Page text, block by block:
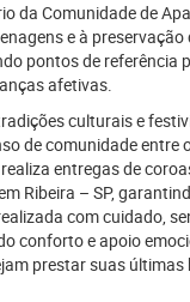
da Comunidade de
e à
pontos de referência
afetivas.
culturais e
de comunidade entre
entregas de
Ribeira – SP,
com cuidado,
conforto e apoio
prestar suas